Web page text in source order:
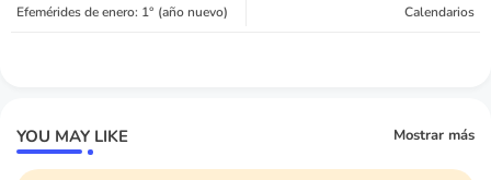
Calendarios
Efemérides de enero: 1° (año nuevo)
YOU MAY LIKE Mostrar más